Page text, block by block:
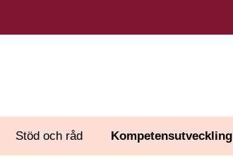
Stöd och råd Kompetensutveckling